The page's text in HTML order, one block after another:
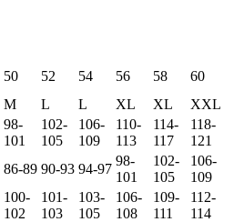
50 52 54 56 58
60
M L L XL XL
XXL
98-
101
102-
105
106-
109
110-
113
114-
117
118-
121
86-89 90-93 94-97
98-
101
102-
105
106-
109
100-
102
101-
103
103-
105
106-
108
109-
111
112-
114